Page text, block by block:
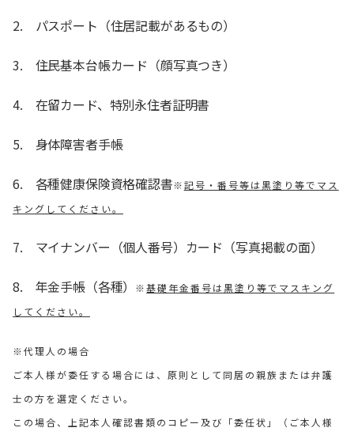
2. パスポート（住居記載があるもの）
3. 住民基本台帳カード（顔写真つき）
4. 在留カード、特別永住者証明書
5. 身体障害者手帳
6. 各種健康保険資格確認書※記号・番号等は黒塗り等でマス
キングしてください。
7. マイナンバー（個人番号）カード（写真掲載の面）
8. 年金手帳（各種） ※基礎年金番号は黒塗り等でマスキング
してください。
※代理人の場合
ご本人様が委任する場合には、原則として同居の親族または弁護
士の方を選定ください。
この場合、上記本人確認書類のコピー及び「委任状」（ご本人様